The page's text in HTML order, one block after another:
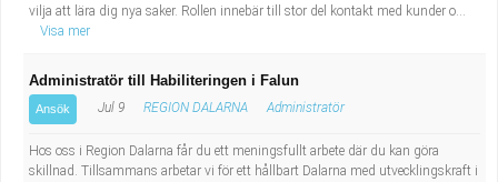
vilja att lära dig nya saker. Rollen innebär till stor del kontakt med kunder o...
Visa mer
Administratör till Habiliteringen i Falun
Ansök Jul 9 REGION DALARNA Administratör
Hos oss i Region Dalarna får du ett meningsfullt arbete där du kan göra
skillnad. Tillsammans arbetar vi för ett hållbart Dalarna med utvecklingskraft i